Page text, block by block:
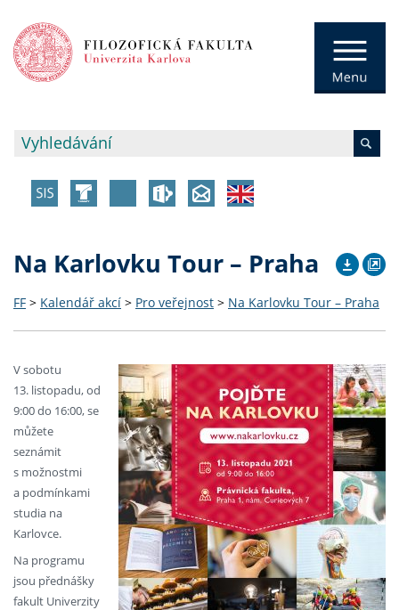
Na Karlovku Tour – Praha
FF > Kalendář akcí > Pro veřejnost > Na Karlovku Tour – Praha
V sobotu
13. listopadu, od
9:00 do 16:00, se
můžete
seznámit
s možnostmi
a podmínkami
studia na
Karlovce.
Na programu
jsou přednášky
fakult Univerzity